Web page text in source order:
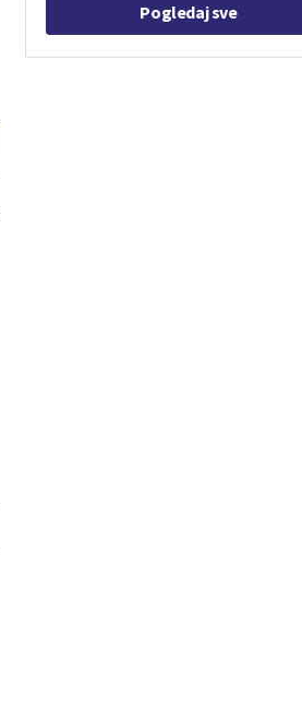
Pogledaj sve